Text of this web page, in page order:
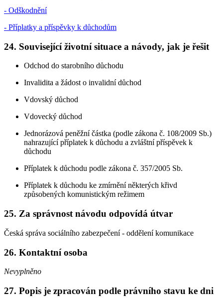
- Odškodnění
- Příplatky a příspěvky k důchodům
24. Související životní situace a návody, jak je řešit
Odchod do starobního důchodu
Invalidita a žádost o invalidní důchod
Vdovský důchod
Vdovecký důchod
Jednorázová peněžní částka (podle zákona č. 108/2009 Sb.)
nahrazující příplatek k důchodu a zvláštní příspěvek k
důchodu
Příplatek k důchodu podle zákona č. 357/2005 Sb.
Příplatek k důchodu ke zmírnění některých křivd
způsobených komunistickým režimem
25. Za správnost návodu odpovídá útvar
Česká správa sociálního zabezpečení - oddělení komunikace
26. Kontaktní osoba
Nevyplněno
27. Popis je zpracován podle právního stavu ke dni